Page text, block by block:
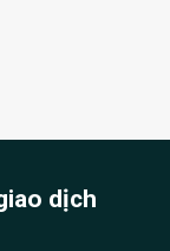
dịch